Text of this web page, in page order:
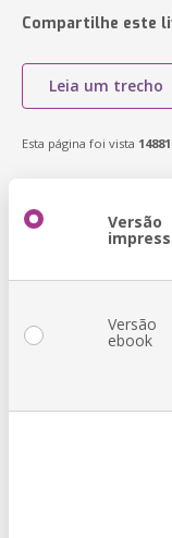
Compartilhe este
Leia um trecho
Esta página foi vista
Versão
Versão
ebook